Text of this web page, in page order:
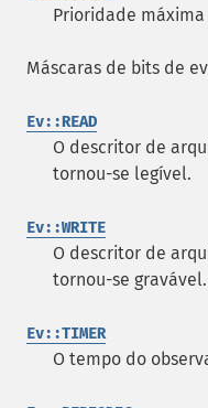
Prioridade
Máscaras de bits de
Ev::READ
O descritor de
tornou-se legível.
Ev::WRITE
O descritor de
tornou-se gravável.
Ev::TIMER
O tempo do